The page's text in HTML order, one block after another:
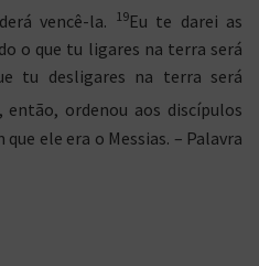
vencê-la.
19Eu te darei as
o que tu ligares na terra será
tu desligares na terra será
então, ordenou aos discípulos
ele era o Messias. – Palavra